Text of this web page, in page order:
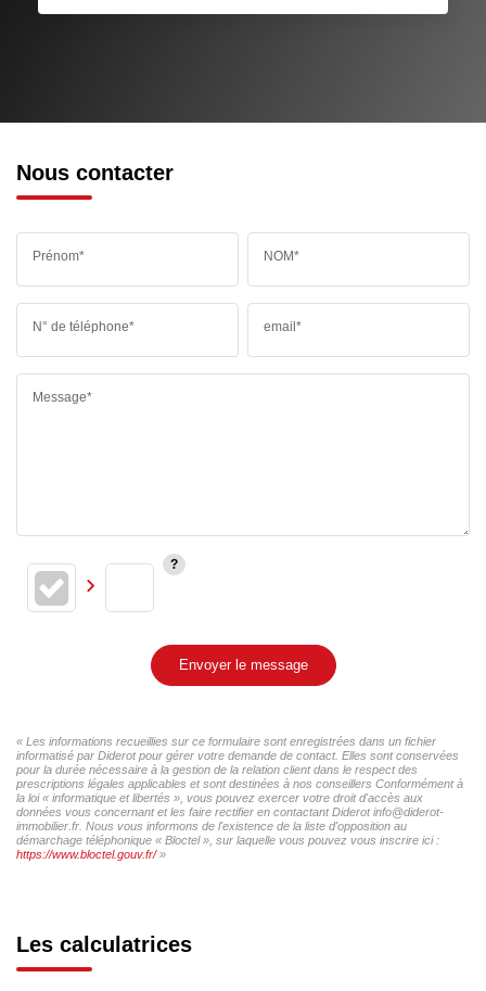
RESTAURANTS ET CAFÉS COMMERCES
Nous contacter
Prénom* NOM*
N° de téléphone* email*
Message*
Envoyer le message
« Les informations recueillies sur ce formulaire sont enregistrées dans un fichier
informatisé par Diderot pour gérer votre demande de contact. Elles sont conservées
pour la durée nécessaire à la gestion de la relation client dans le respect des
prescriptions légales applicables et sont destinées à nos conseillers Conformément à
la loi « informatique et libertés », vous pouvez exercer votre droit d'accès aux
données vous concernant et les faire rectifier en contactant Diderot info@diderot-
immobilier.fr. Nous vous informons de l'existence de la liste d'opposition au
démarchage téléphonique « Bloctel », sur laquelle vous pouvez vous inscrire ici :
https://www.bloctel.gouv.fr/»
Les calculatrices